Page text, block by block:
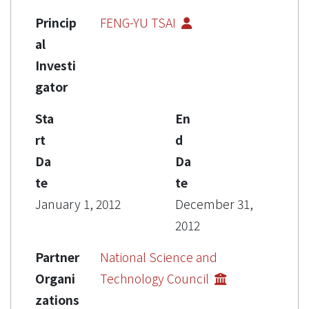
Princip
al
Investi
gator
FENG-YU TSAI
Sta
rt
Da
te
January 1, 2012
En
d
Da
te
December 31,
2012
Partner
Organi
zations
National Science and
Technology Council